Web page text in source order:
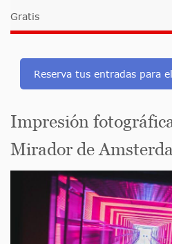
Gratis
Reserva tus entradas para
Impresión
Mirador de